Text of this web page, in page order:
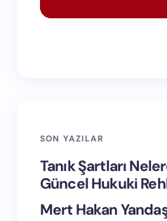
SON YAZILAR
Tanık Şartları
Güncel Hukuki
Mert Hakan